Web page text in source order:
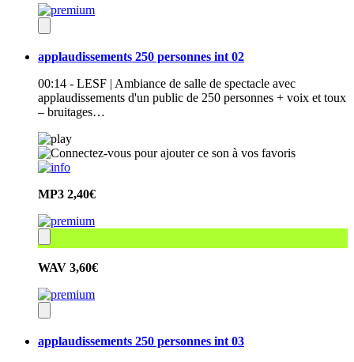
applaudissements 250 personnes int 02
00:14 - LESF | Ambiance de salle de spectacle avec
applaudissements d'un public de 250 personnes + voix et toux
– bruitages…
MP3 2,40€
WAV 3,60€
applaudissements 250 personnes int 03